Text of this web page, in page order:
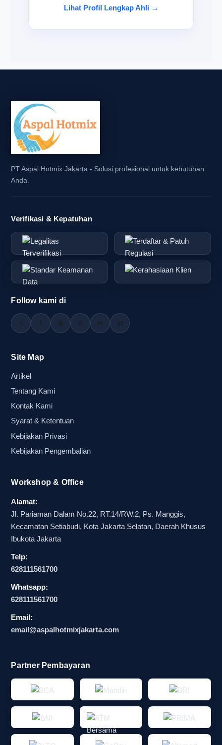
Lihat Profil Lengkap Ahli →
PT Aspal Hotmix Jakarta - Solusi profesional untuk kebutuhan
Anda.
Verifikasi & Kepatuhan
Follow kami di
x f ig tt in yt
Site Map
Artikel
Tentang Kami
Kontak Kami
Syarat & Ketentuan
Kebijakan Privasi
Kebijakan Pengembalian
Workshop & Office
Alamat:
Jl. Pariaman Dalam No.22, RT.14/RW.2, Ps. Manggis,
Kecamatan Setiabudi, Kota Jakarta Selatan, Daerah Khusus
Ibukota Jakarta
Telp:
628111561700
Whatsapp:
628111561700
Email:
email@aspalhotmixjakarta.com
Partner Pembayaran